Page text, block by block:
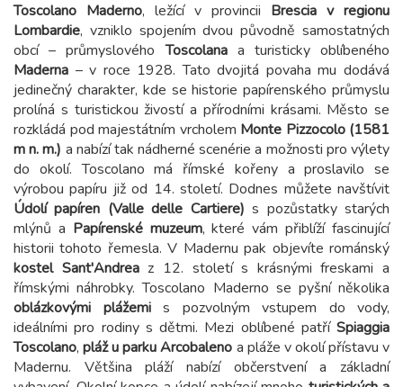
Toscolano Maderno, ležící v provincii Brescia v regionu
Lombardie, vzniklo spojením dvou původně samostatných
obcí – průmyslovéhoToscolanaa turisticky oblíbeného
Maderna – v roce 1928. Tato dvojitá povaha mu dodává
jedinečný charakter, kde se historie papírenského průmyslu
prolíná s turistickou živostí a přírodními krásami. Město se
rozkládá pod majestátním vrcholem Monte Pizzocolo (1581
m n. m.) a nabízí tak nádherné scenérie a možnosti pro výlety
do okolí. Toscolano má římské kořeny a proslavilo se
výrobou papíru již od 14. století. Dodnes můžete navštívit
Údolí papíren (Valle delle Cartiere) s pozůstatky starých
mlýnů a Papírenské muzeum, které vám přiblíží fascinující
historii tohoto řemesla. V Madernu pak objevíte románský
kostel Sant'Andreaz 12. století s krásnými freskami a
římskými náhrobky. Toscolano Maderno se pyšní několika
oblázkovými plážemis pozvolným vstupem do vody,
ideálními pro rodiny s dětmi. Mezi oblíbené patří Spiaggia
Toscolano,pláž u parku Arcobaleno a pláže v okolí přístavu v
Madernu. Většina pláží nabízí občerstvení a základní